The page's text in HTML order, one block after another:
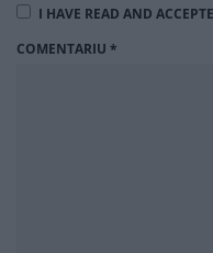
I HAVE READ AND
COMENTARIU *